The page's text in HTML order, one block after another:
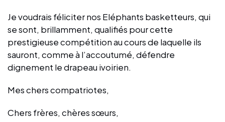
Je voudrais féliciter nos Eléphants basketteurs, qui
se sont, brillamment, qualifiés pour cette
prestigieuse compétition au cours de laquelle ils
sauront, comme à l’accoutumé, défendre
dignement le drapeau ivoirien.
Mes chers compatriotes,
Chers frères, chères sœurs,